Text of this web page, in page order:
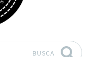
BUSCA